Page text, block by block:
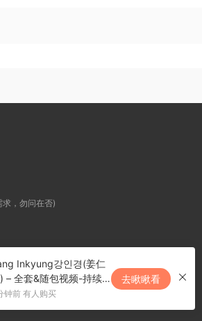
求，勿问在否)
Inkyung강인경(姜仁
– 全套&随包视频-持续更
【NO.001-NO.161 79G
钟前 有人购买
去瞅瞅看